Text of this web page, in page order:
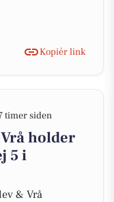
Kopiér link
timer siden
holder
5 i
& Vrå